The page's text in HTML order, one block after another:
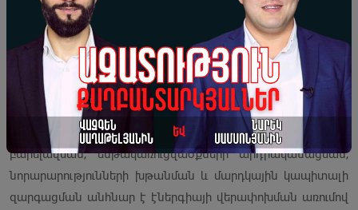
համեմատաբար ուժեղ կողմերից մեկը բնական գազի գինն
է, որը, սակայն, ՌԴ-ի հետ հարաբերությունների
ծայրաստիճան վատթարացման պատճառով կարող է
չեզոքանալ և նույնիսկ վերածվել առավել խոցելի կողմերից
Միանշանակ է, որ առանց ներդրումային միջավայրի
բարելավման, ենթակառուցվածքների արդիականացման,
նորարարությունների խթանման և մարդկային կապիտալի
զարգացման անհնար է էներգիայի վերափոխման առումով